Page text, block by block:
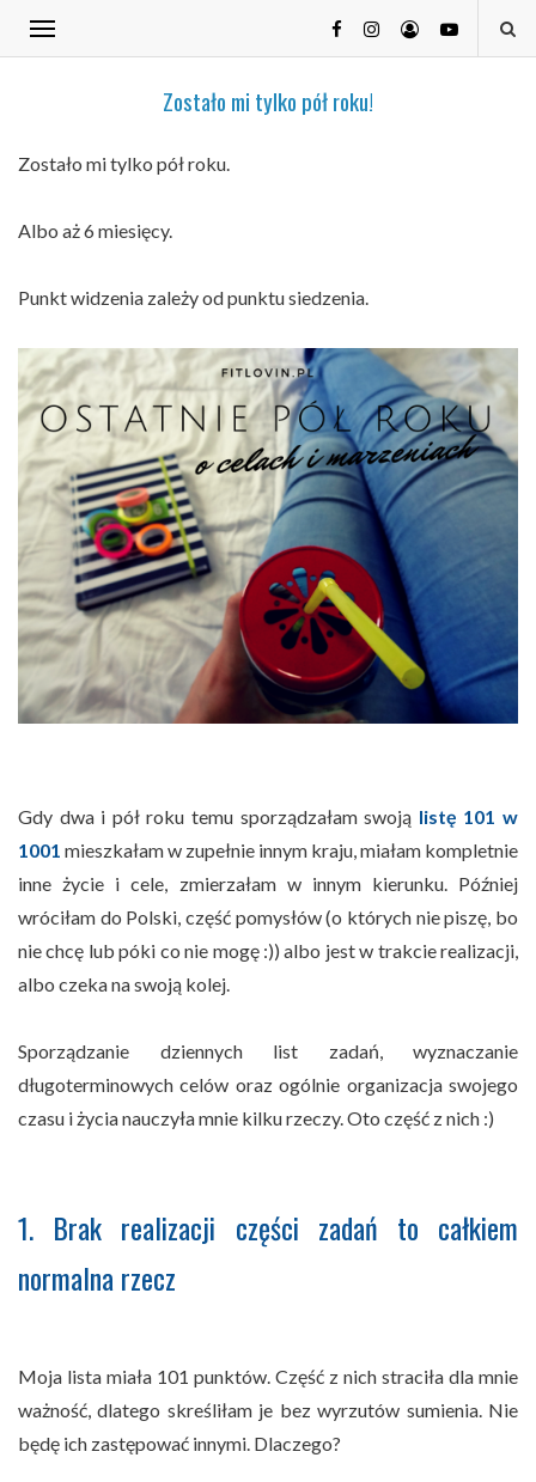
Zostało mi tylko pół roku!
Zostało mi tylko pół roku.
Albo aż 6 miesięcy.
Punkt widzenia zależy od punktu siedzenia.
Gdy dwa i pół roku temu sporządzałam swoją listę 101 w
1001 mieszkałam w zupełnie innym kraju, miałam kompletnie
inne życie i cele, zmierzałam w innym kierunku. Później
wróciłam do Polski, część pomysłów (o których nie piszę, bo
nie chcę lub póki co nie mogę :)) albo jest w trakcie realizacji,
albo czeka na swoją kolej.
Sporządzanie dziennych list zadań, wyznaczanie
długoterminowych celów oraz ogólnie organizacja swojego
czasu i życia nauczyła mnie kilku rzeczy. Oto część z nich :)
1. Brak realizacji części zadań to całkiem
normalna rzecz
Moja lista miała 101 punktów. Część z nich straciła dla mnie
ważność, dlatego skreśliłam je bez wyrzutów sumienia. Nie
będę ich zastępować innymi. Dlaczego?